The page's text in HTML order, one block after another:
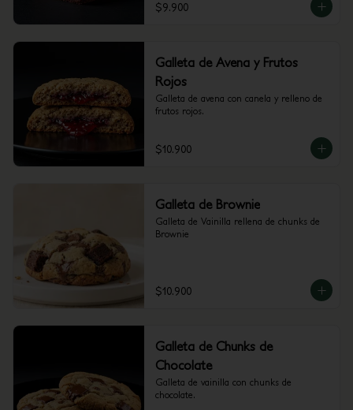
$9.900
Galleta de Avena y Frutos
Rojos
Galleta de avena con canela y relleno de
frutos rojos.
$10.900
Galleta de Brownie
Galleta de Vainilla rellena de chunks de
Brownie
$10.900
Galleta de Chunks de
Chocolate
Galleta de vainilla con chunks de
chocolate.